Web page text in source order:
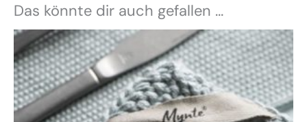
Das könnte dir auch gefallen …